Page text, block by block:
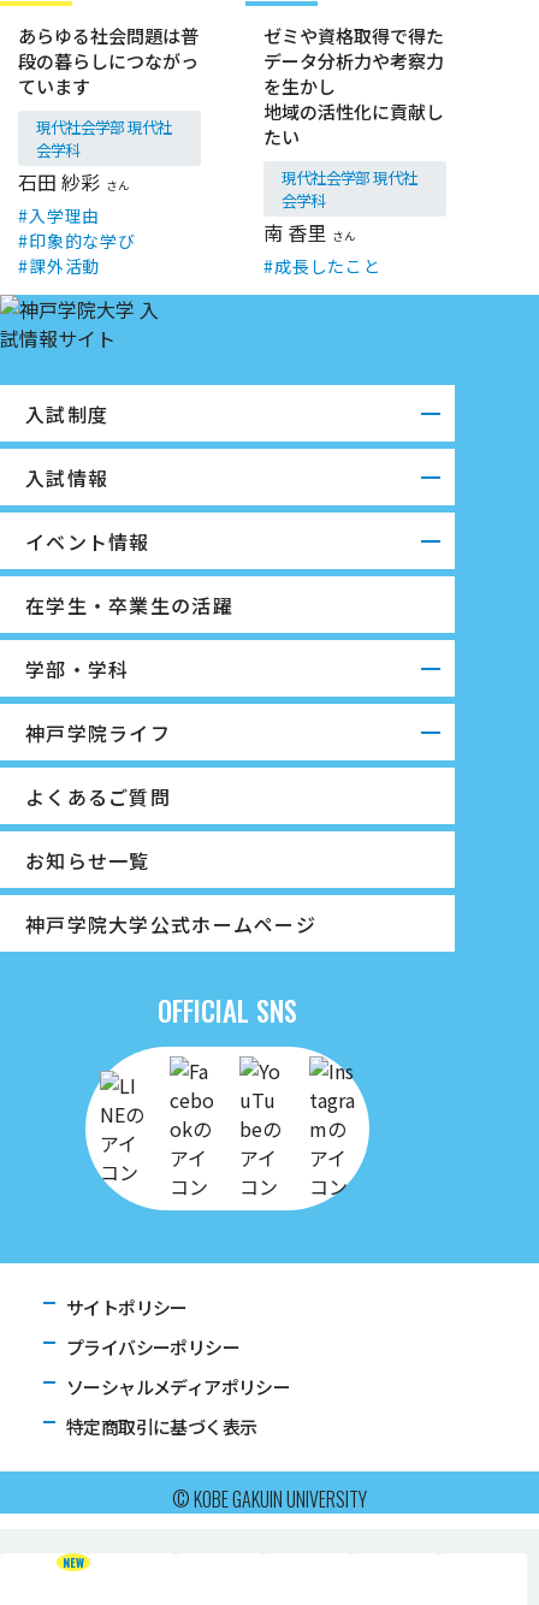
あらゆる社会問題は普
段の暮らしにつながっ
ています
現代社会学部 現代社
会学科
石田 紗彩 さん
入学理由
印象的な学び
課外活動
ゼミや資格取得で得た
データ分析力や考察力
を生かし
地域の活性化に貢献し
たい
現代社会学部 現代社
会学科
南 香里 さん
成長したこと
OFFICIAL SNS
入試制度
入試情報
イベント情報
在学生・卒業生の活躍
学部・学科
神戸学院ライフ
よくあるご質問
お知らせ一覧
神戸学院大学公式ホームページ
サイトポリシー
プライバシーポリシー
ソーシャルメディアポリシー
特定商取引に基づく表示
© KOBE GAKUIN UNIVERSITY